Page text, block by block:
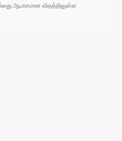
ஆபாசமான விதத்திலுள்ள